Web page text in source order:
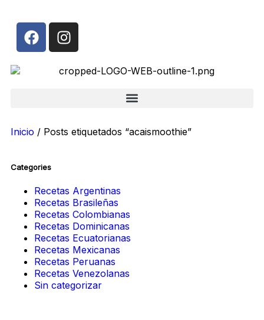
Inicio / Posts etiquetados “acaismoothie”
Categories
Recetas Argentinas
Recetas Brasileñas
Recetas Colombianas
Recetas Dominicanas
Recetas Ecuatorianas
Recetas Mexicanas
Recetas Peruanas
Recetas Venezolanas
Sin categorizar